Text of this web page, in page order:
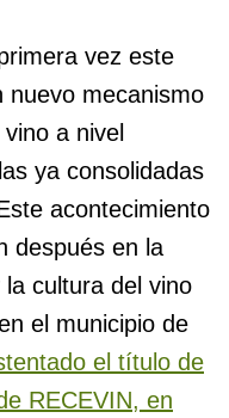
vez este
nuevo mecanismo
a nivel
ya consolidadas
acontecimiento
después en la
cultura del vino
el municipio de
el título de
RECEVIN, en